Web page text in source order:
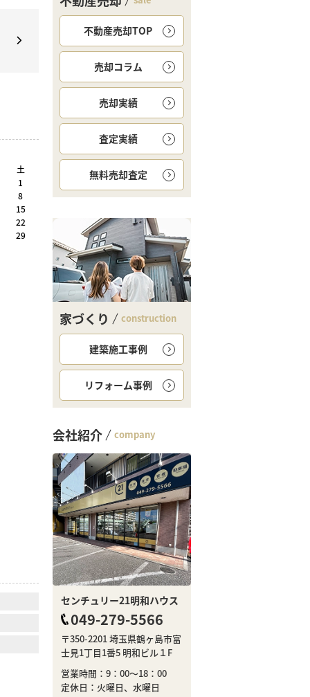
土
1
8
15
22
29
不動産売却TOP
売却コラム
売却実績
査定実績
無料売却査定
家づくり construction
建築施工事例
リフォーム事例
会社紹介 company
センチュリー21明和ハウス
049-279-5566
〒350-2201 埼玉県鶴ヶ島市富
士見1丁目1番5 明和ビル１F
営業時間：9：00～18：00
定休日：火曜日、水曜日